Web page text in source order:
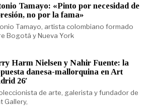
Tamayo: «Pinto por necesidad de
no por la fama»
Tamayo, artista colombiano formado
Bogotá y Nueva York
Harm Nielsen y Nahir Fuente: la
danesa-mallorquina en Art
26′
de arte, galerista y fundador de
Gallery,